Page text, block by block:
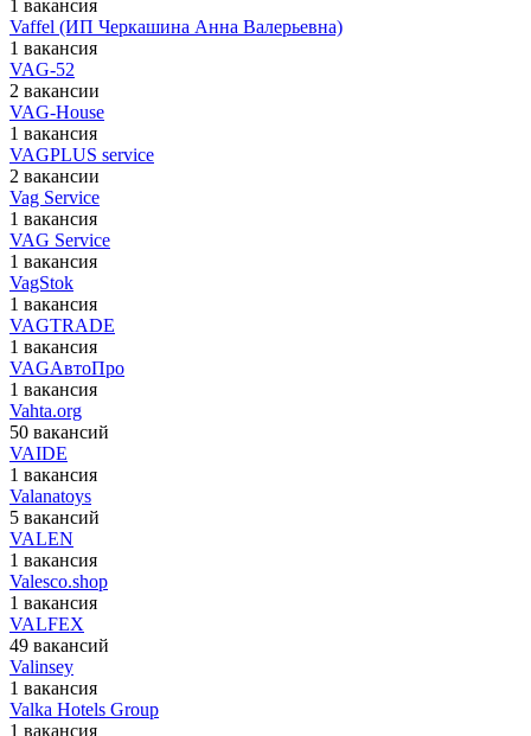
1 вакансия
Vaffel (ИП Черкашина Анна Валерьевна)
1 вакансия
VAG-52
2 вакансии
VAG-House
1 вакансия
VAGPLUS service
2 вакансии
Vag Service
1 вакансия
VAG Service
1 вакансия
VagStok
1 вакансия
VAGTRADE
1 вакансия
VAGАвтоПро
1 вакансия
Vahta.org
50 вакансий
VAIDE
1 вакансия
Valanatoys
5 вакансий
VALEN
1 вакансия
Valesco.shop
1 вакансия
VALFEX
49 вакансий
Valinsey
1 вакансия
Valka Hotels Group
1 вакансия